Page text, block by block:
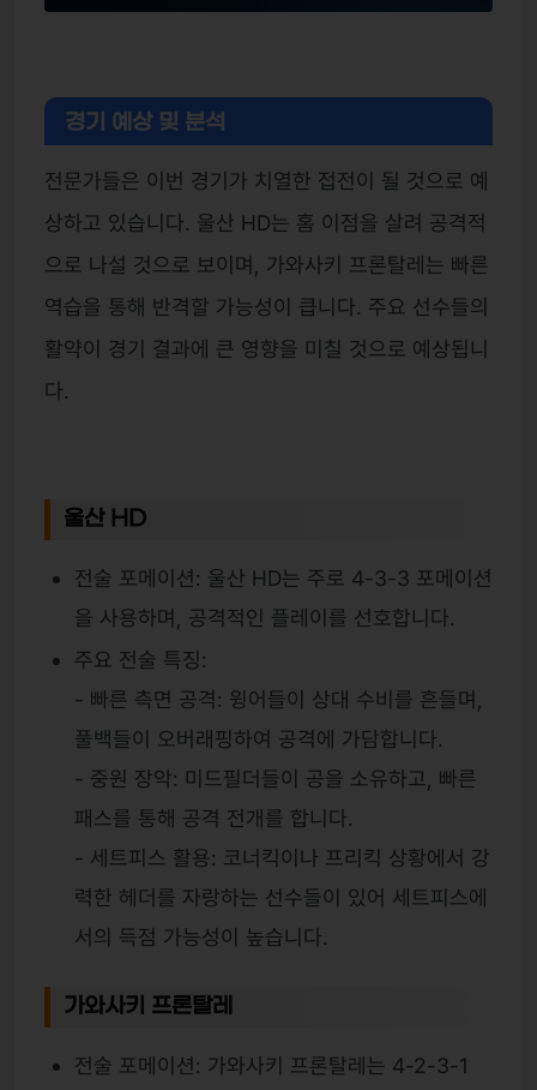
경기 예상 및 분석
전문가들은 이번 경기가 치열한 접전이 될 것으로 예
상하고 있습니다. 울산 HD는 홈 이점을 살려 공격적
으로 나설 것으로 보이며, 가와사키 프론탈레는 빠른
역습을 통해 반격할 가능성이 큽니다. 주요 선수들의
활약이 경기 결과에 큰 영향을 미칠 것으로 예상됩니
다.
울산 HD
전술 포메이션: 울산 HD는 주로 4-3-3 포메이션
을 사용하며, 공격적인 플레이를 선호합니다.
주요 전술 특징:
- 빠른 측면 공격: 윙어들이 상대 수비를 흔들며,
풀백들이 오버래핑하여 공격에 가담합니다.
- 중원 장악: 미드필더들이 공을 소유하고, 빠른
패스를 통해 공격 전개를 합니다.
- 세트피스 활용: 코너킥이나 프리킥 상황에서 강
력한 헤더를 자랑하는 선수들이 있어 세트피스에
서의 득점 가능성이 높습니다.
가와사키 프론탈레
전술 포메이션: 가와사키 프론탈레는 4-2-3-1